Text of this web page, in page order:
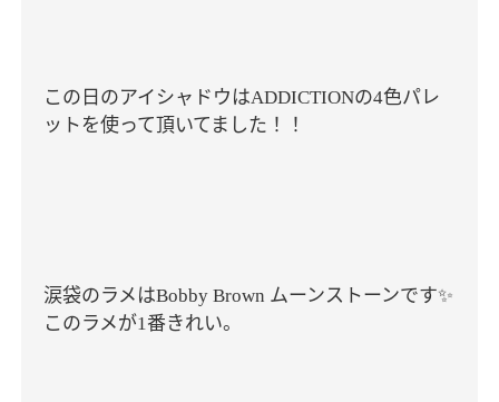
この日のアイシャドウはADDICTIONの4色パレ
ットを使って頂いてました！！
涙袋のラメはBobby Brown ムーンストーンです✨
このラメが1番きれい。